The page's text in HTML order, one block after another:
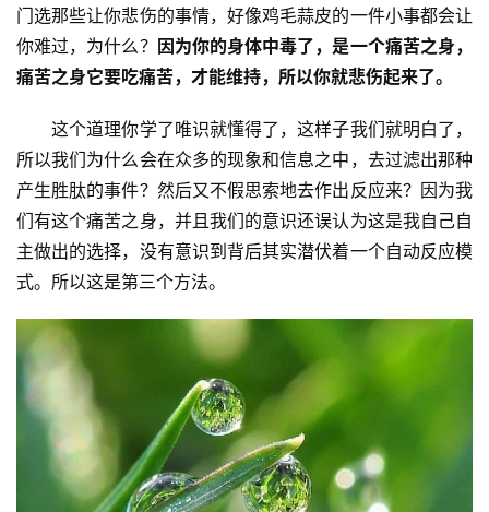
公
益
佛
教
人
物
寺
院
巡
礼
登录 注册
门选那些让你悲伤的事情，好像鸡毛蒜皮的一件小事都会让
你难过，为什么？ 因为你的身体中毒了，是一个痛苦之身，
痛苦之身它要吃痛苦，才能维持，所以你就悲伤起来了。
这个道理你学了唯识就懂得了，这样子我们就明白了，
所以我们为什么会在众多的现象和信息之中，去过滤出那种
产生胜肽的事件？然后又不假思索地去作出反应来？因为我
们有这个痛苦之身，并且我们的意识还误认为这是我自己自
主做出的选择，没有意识到背后其实潜伏着一个自动反应模
式。所以这是第三个方法。